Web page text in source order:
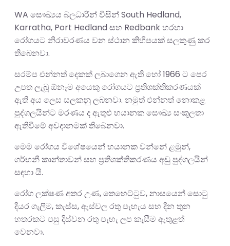
WA සෞඛ්‍යය බලධාරීන් විසින් South Hedland,
Karratha, Port Hedland සහ Redbank හරහා
රෝගයට නිරාවරණය වන ස්ථාන කිහිපයක් සලකුණු කර
තිබෙනවා.
සරම්ප එන්නත් දෙකක් ලබාගෙන ඇති හෝ 1966 ට පෙර
උපත ලැබූ ඕනෑම අයෙකු රෝගයට ප්‍රතිශක්තිකරණයක්
ඇති අය ලෙස සලකනු ලබනවා. නමුත් එන්නත් නොකළ
පුද්ගලයින්ට මරණය ද ඇතුළු භයානක සෞඛ්‍ය සංකූලතා
ඇතිවීමේ අවදානමක් තිබෙනවා.
මෙම රෝගය විශේෂයෙන් භයානක වන්නේ ළමුන්,
ගර්භනී කාන්තාවන් සහ ප්‍රතිශක්තිකරණය අඩු පුද්ගලයින්
සඳහා යි.
රෝග ලක්ෂණ අතර උණ, තෙහෙට්ටුව, නාසයෙන් සොටු
දියර ගැලීම, කැස්ස, ඇස්වල රතු පැහැය සහ දින තුන
හතරකට පසු දිස්වන රතු පැහැ ලප කැසීම ඇතුළත්
වෙනවා.